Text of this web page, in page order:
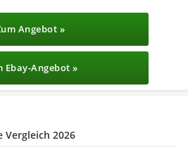
Angebot »
Ebay-Angebot »
Vergleich 2026